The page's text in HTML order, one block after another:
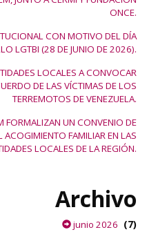
ONCE.
CON MOTIVO DEL DÍA
LGTBI (28 DE JUNIO DE 2026).
LOCALES A CONVOCAR
DE LAS VÍCTIMAS DE LOS
TERREMOTOS DE VENEZUELA.
FORMALIZAN UN CONVENIO DE
FAMILIAR EN LAS
LOCALES DE LA REGIÓN.
Archivo
junio 2026 (7)